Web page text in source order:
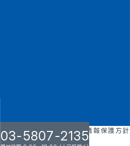
03-5807-2135
用語集個人情報保護方針